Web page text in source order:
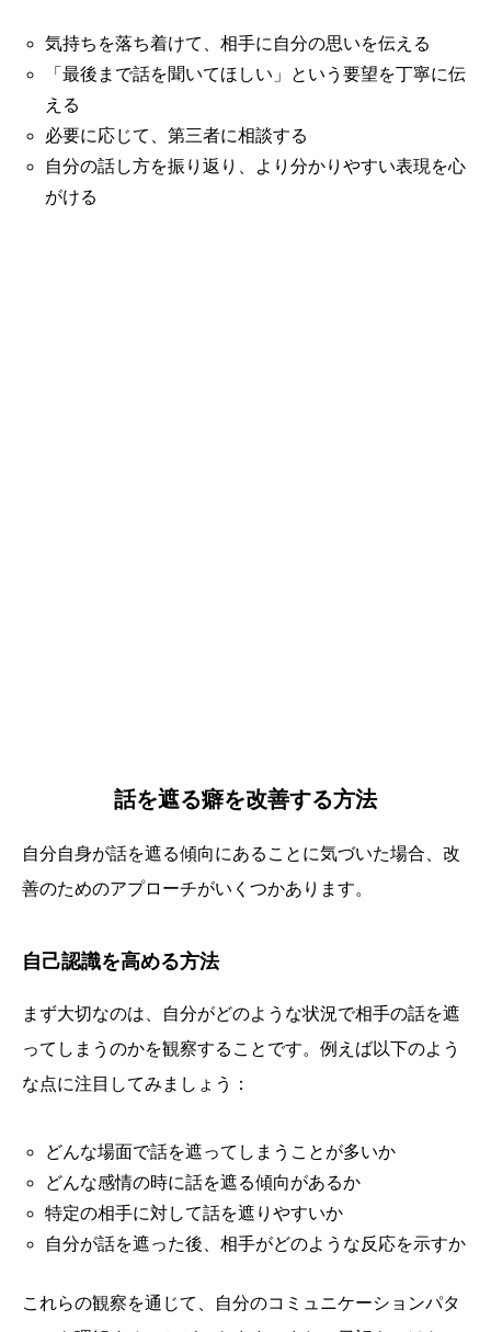
気持ちを落ち着けて、相手に自分の思いを伝える
「最後まで話を聞いてほしい」という要望を丁寧に伝
える
必要に応じて、第三者に相談する
自分の話し方を振り返り、より分かりやすい表現を心
がける
話を遮る癖を改善する方法
自分自身が話を遮る傾向にあることに気づいた場合、改
善のためのアプローチがいくつかあります。
自己認識を高める方法
まず大切なのは、自分がどのような状況で相手の話を遮
ってしまうのかを観察することです。例えば以下のよう
な点に注目してみましょう：
どんな場面で話を遮ってしまうことが多いか
どんな感情の時に話を遮る傾向があるか
特定の相手に対して話を遮りやすいか
自分が話を遮った後、相手がどのような反応を示すか
これらの観察を通じて、自分のコミュニケーションパタ